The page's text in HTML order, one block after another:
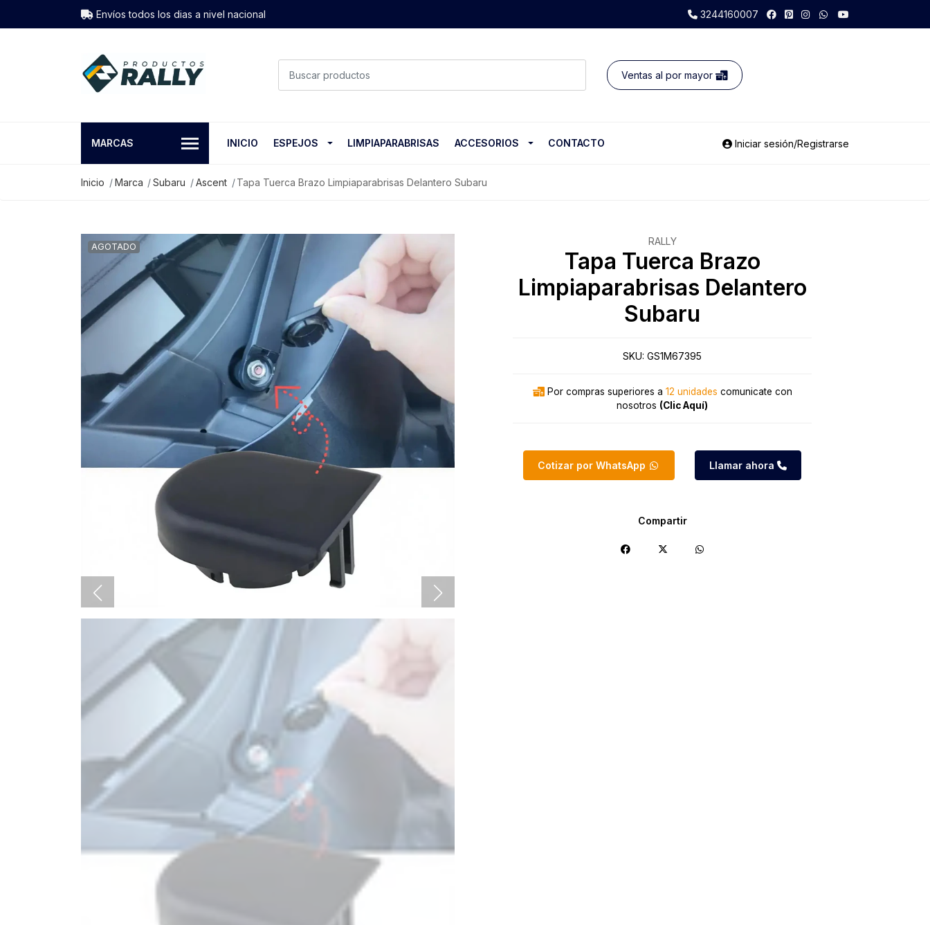
Envíos todos los dias a nivel nacional 3244160007
Ventas al por mayor
MARCAS INICIO ESPEJOS LIMPIAPARABRISAS ACCESORIOS CONTACTO Iniciar sesión/Registrarse
Inicio Marca Subaru Ascent Tapa Tuerca Brazo Limpiaparabrisas Delantero Subaru
AGOTADO RALLY
Tapa Tuerca Brazo
Limpiaparabrisas Delantero
Subaru
SKU: GS1M67395
Por compras superiores a 12 unidades comunicate con
nosotros (Clic Aquí)
Cotizar por WhatsApp Llamar ahora
Compartir